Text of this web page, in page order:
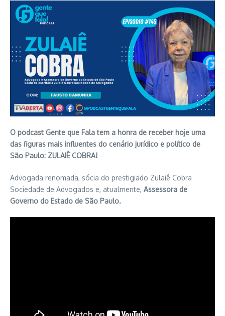
O podcast Gente que Fala tem a honra de receber hoje uma
das figuras mais influentes do cenário jurídico e político de
São Paulo: ZULAIÊ COBRA!
Advogada renomada, sócia do prestigiado Zulaiê Cobra
Sociedade de Advogados e, atualmente, Assessora de
Governo do Estado de São Paulo.